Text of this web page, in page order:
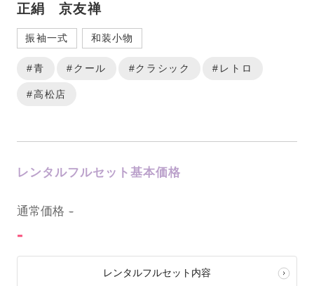
正絹 京友禅
振袖一式 和装小物
#青 #クール #クラシック #レトロ
#高松店
レンタルフルセット基本価格
通常価格 -
-
レンタルフルセット内容